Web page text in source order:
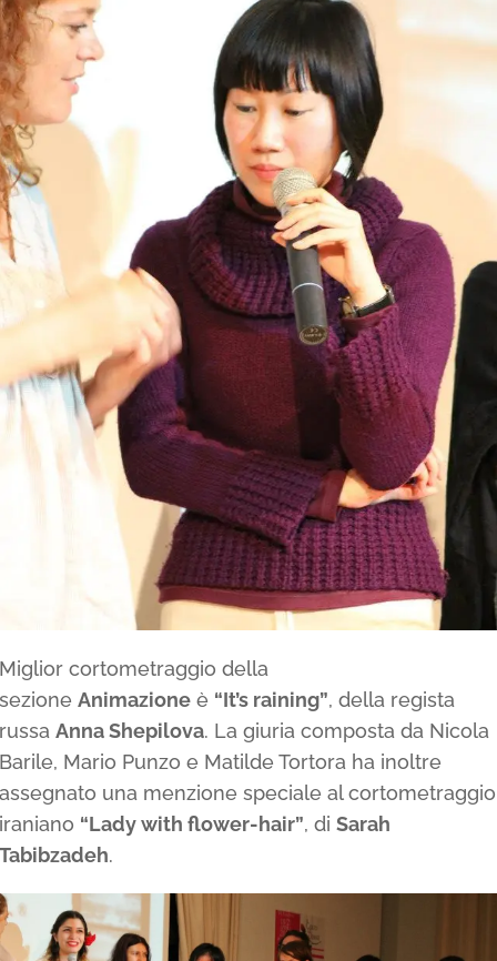
Miglior cortometraggio della
sezione Animazione è “It’s raining”, della regista
russa Anna Shepilova. La giuria composta da Nicola
Barile, Mario Punzo e Matilde Tortora ha inoltre
assegnato una menzione speciale al cortometraggio
iraniano “Lady with flower-hair”, di Sarah
Tabibzadeh.